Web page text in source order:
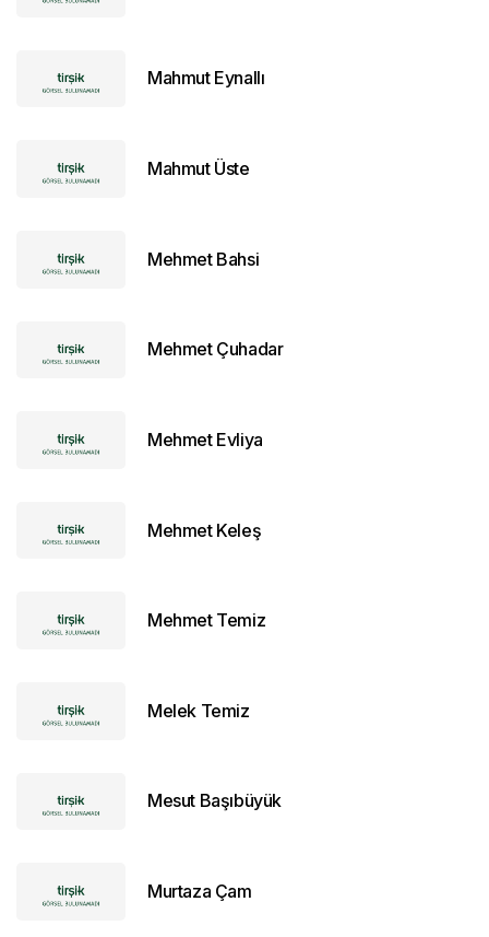
Mahmut Eynallı
Mahmut Üste
Mehmet Bahsi
Mehmet Çuhadar
Mehmet Evliya
Mehmet Keleş
Mehmet Temiz
Melek Temiz
Mesut Başıbüyük
Murtaza Çam